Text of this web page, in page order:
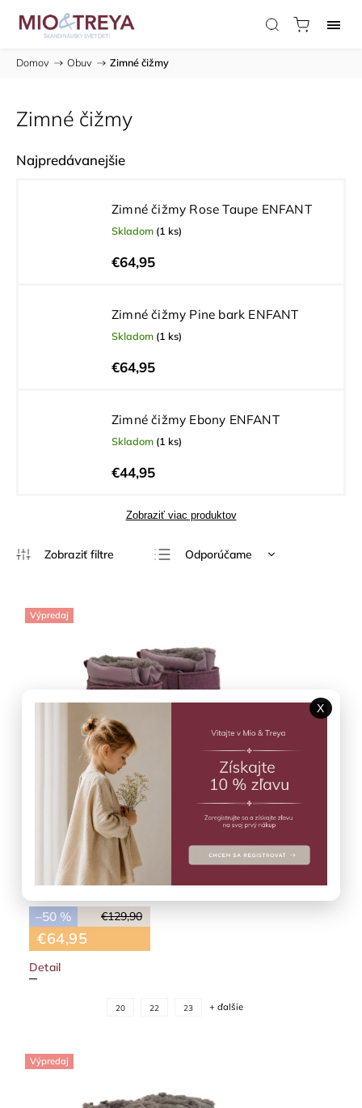
Domov / Obuv / Zimné čižmy
Zimné čižmy
Najpredávanejšie
Zimné čižmy Rose Taupe ENFANT
Skladom (1 ks)
€64,95
Zimné čižmy Pine bark ENFANT
Skladom (1 ks)
€64,95
Zimné čižmy Ebony ENFANT
Skladom (1 ks)
€44,95
Zobraziť viac produktov
Odporúčame
Abecedne
Výpredaj
Zimné čižmy Rose Taupe ENFANT
Skladom (1 ks)
€129,90
–50 %
€64,95
Detail
20 22 23 + ďalšie
Výpredaj
X